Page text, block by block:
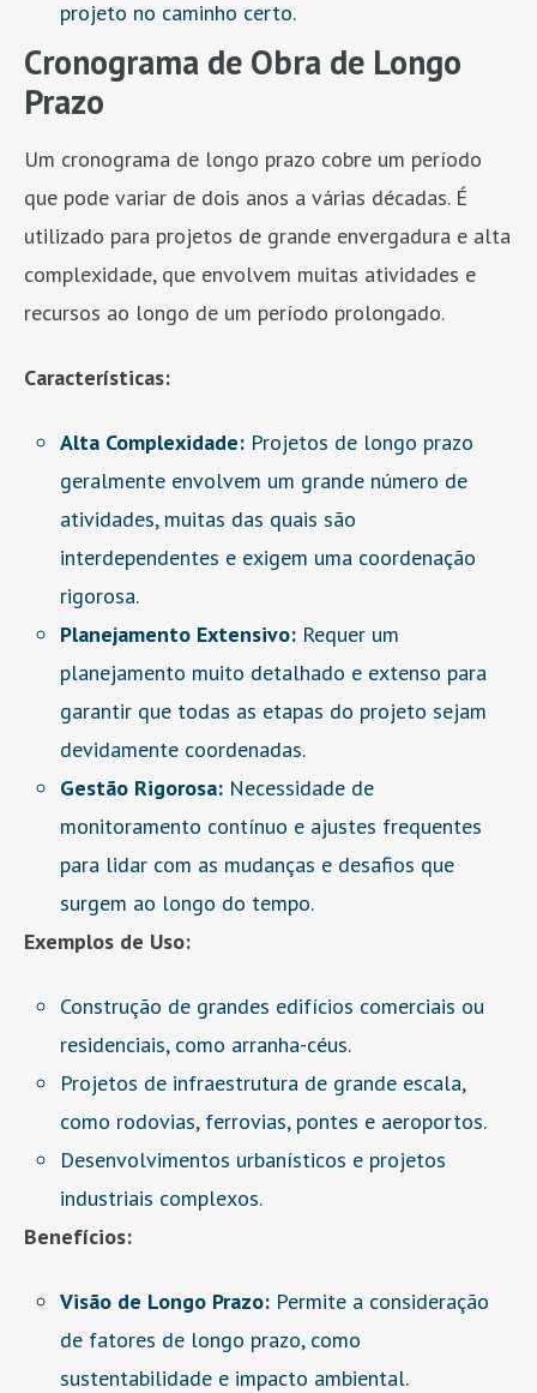
projeto no caminho certo.
Cronograma de Obra de Longo
Prazo
Um cronograma de longo prazo cobre um período
que pode variar de dois anos a várias décadas. É
utilizado para projetos de grande envergadura e alta
complexidade, que envolvem muitas atividades e
recursos ao longo de um período prolongado.
Características:
Alta Complexidade: Projetos de longo prazo
geralmente envolvem um grande número de
atividades, muitas das quais são
interdependentes e exigem uma coordenação
rigorosa.
Planejamento Extensivo: Requer um
planejamento muito detalhado e extenso para
garantir que todas as etapas do projeto sejam
devidamente coordenadas.
Gestão Rigorosa: Necessidade de
monitoramento contínuo e ajustes frequentes
para lidar com as mudanças e desafios que
surgem ao longo do tempo.
Exemplos de Uso:
Construção de grandes edifícios comerciais ou
residenciais, como arranha-céus.
Projetos de infraestrutura de grande escala,
como rodovias, ferrovias, pontes e aeroportos.
Desenvolvimentos urbanísticos e projetos
industriais complexos.
Benefícios:
Visão de Longo Prazo: Permite a consideração
de fatores de longo prazo, como
sustentabilidade e impacto ambiental.